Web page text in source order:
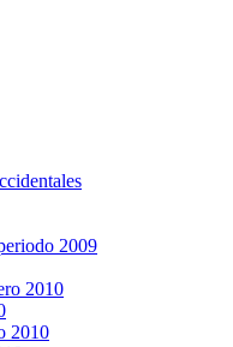
2009
2010
2010